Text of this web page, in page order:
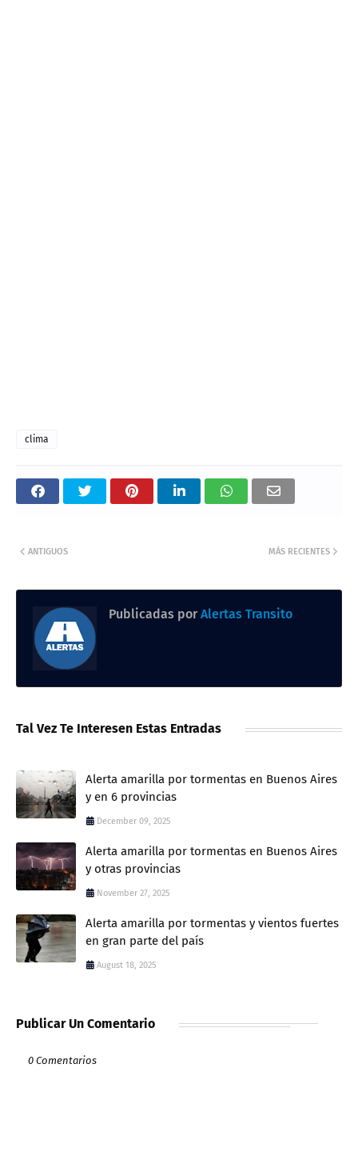
clima
MÁS RECIENTES
ANTIGUOS
Publicadas por Alertas Transito
Tal Vez Te Interesen Estas Entradas
Alerta amarilla por tormentas en Buenos Aires
y en 6 provincias
December 09, 2025
Alerta amarilla por tormentas en Buenos Aires
y otras provincias
November 27, 2025
Alerta amarilla por tormentas y vientos fuertes
en gran parte del país
August 18, 2025
Publicar Un Comentario
0 Comentarios